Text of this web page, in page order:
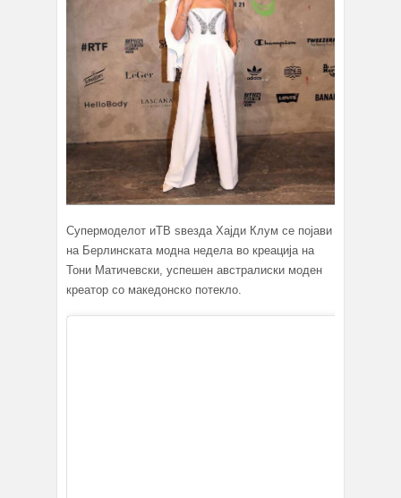
Супермоделoт иТВ ѕвезда Хајди Клум се појави
на Берлинската модна недела во креација на
Тони Матичевски, успешен австралиски моден
креатор со македoнско потекло.